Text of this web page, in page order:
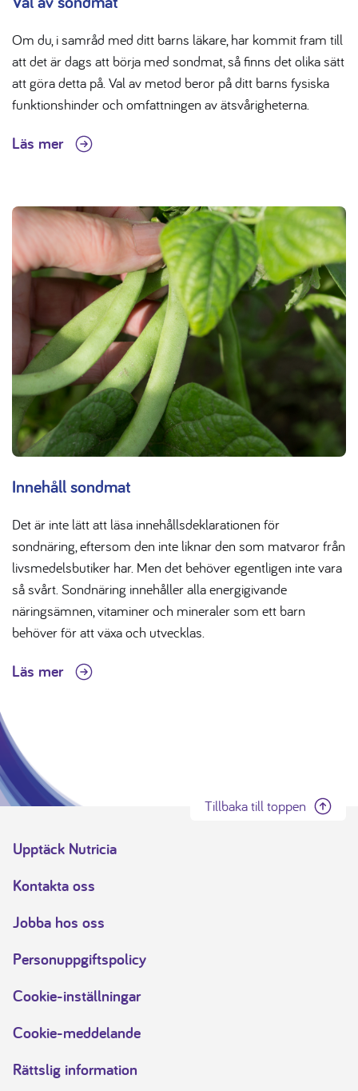
Om du, i samråd med ditt barns läkare, har kommit fram till
att det är dags att börja med sondmat, så finns det olika sätt
att göra detta på. Val av metod beror på ditt barns fysiska
funktionshinder och omfattningen av ätsvårigheterna.
Läs mer
Innehåll sondmat
Det är inte lätt att läsa innehållsdeklarationen för
sondnäring, eftersom den inte liknar den som matvaror från
livsmedelsbutiker har. Men det behöver egentligen inte vara
så svårt. Sondnäring innehåller alla energigivande
näringsämnen, vitaminer och mineraler som ett barn
behöver för att växa och utvecklas.
Läs mer
Tillbaka till toppen
Upptäck Nutricia
Kontakta oss
Jobba hos oss
Personuppgiftspolicy
Cookie-inställningar
Cookie-meddelande
Rättslig information